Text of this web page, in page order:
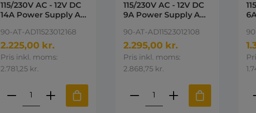
115/230V AC - 12V DC
14A Power Supply AD
Power supply 12V DC
90-AT-AD11523012168
2.225,00 kr.
Pris inkl. moms:
2.781,25 kr.
Produktmængde: Indtast den ønskede
115/230V AC - 12V DC
9A Power Supply AD
Power supply 108W
90-AT-AD11523012108
2.295,00 kr.
Pris inkl. moms:
2.868,75 kr.
Produktmængde: